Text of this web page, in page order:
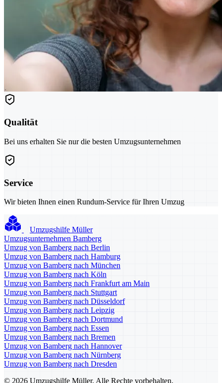
Qualität
Bei uns erhalten Sie nur die besten Umzugsunternehmen
Service
Wir bieten Ihnen einen Rundum-Service für Ihren Umzug
Umzugshilfe Müller
Umzugsunternehmen Bamberg
Umzug von Bamberg nach Berlin
Umzug von Bamberg nach Hamburg
Umzug von Bamberg nach München
Umzug von Bamberg nach Köln
Umzug von Bamberg nach Frankfurt am Main
Umzug von Bamberg nach Stuttgart
Umzug von Bamberg nach Düsseldorf
Umzug von Bamberg nach Leipzig
Umzug von Bamberg nach Dortmund
Umzug von Bamberg nach Essen
Umzug von Bamberg nach Bremen
Umzug von Bamberg nach Hannover
Umzug von Bamberg nach Nürnberg
Umzug von Bamberg nach Dresden
© 2026 Umzugshilfe Müller. Alle Rechte vorbehalten.